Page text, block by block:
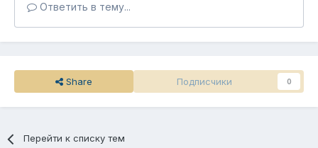
Ответить в тему...
Share Подписчики 0
Перейти к списку тем